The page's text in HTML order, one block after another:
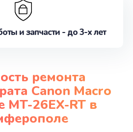
и запчасти - до 3-х лет
ремонта
Canon Macro
MT-26EX-RT в